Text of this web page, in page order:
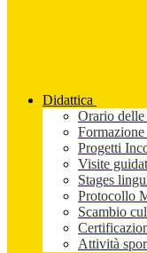
Didattica
Orario
Progetti
Visite
Stages
Protocollo
Scambio
Attività